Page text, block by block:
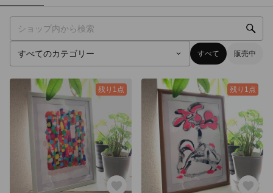
すべて 販売中
残り1点 残り1点